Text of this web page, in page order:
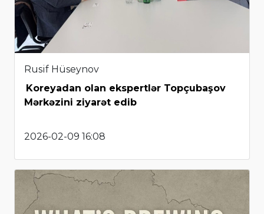
Rusif Hüseynov
Koreyadan olan ekspertlər Topçubaşov
Mərkəzini ziyarət edib
2026-02-09 16:08